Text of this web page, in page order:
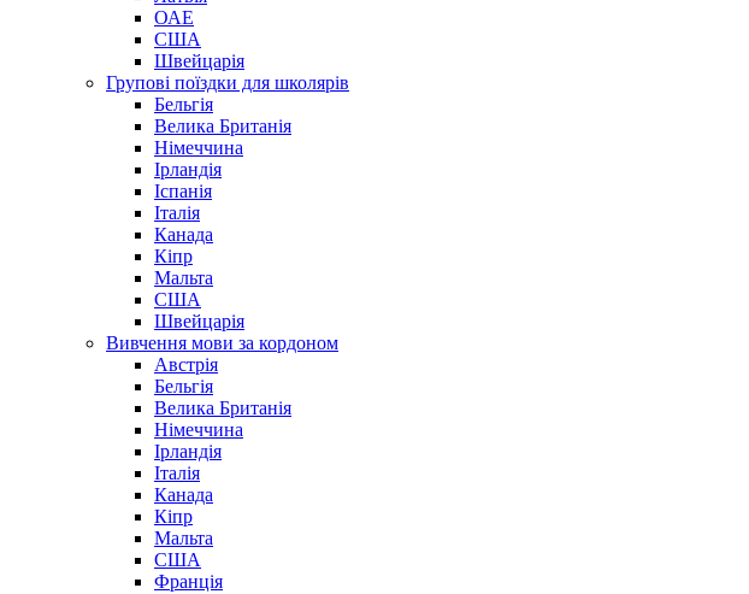
ОАЕ
США
Швейцарія
Групові поїздки для школярів
Бельгія
Велика Британія
Німеччина
Ірландія
Іспанія
Італія
Канада
Кіпр
Мальта
США
Швейцарія
Вивчення мови за кордоном
Австрія
Бельгія
Велика Британія
Німеччина
Ірландія
Італія
Канада
Кіпр
Мальта
США
Франція